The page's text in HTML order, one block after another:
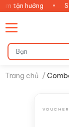
tận hưởng • Sản
Trang chủ /